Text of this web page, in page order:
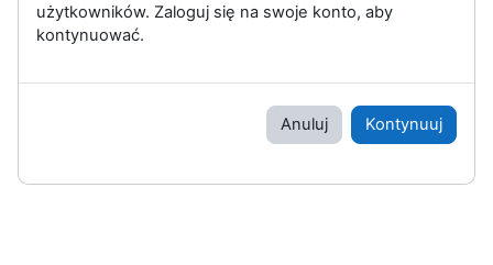
użytkowników. Zaloguj się na swoje konto, aby
kontynuować.
Anuluj Kontynuuj